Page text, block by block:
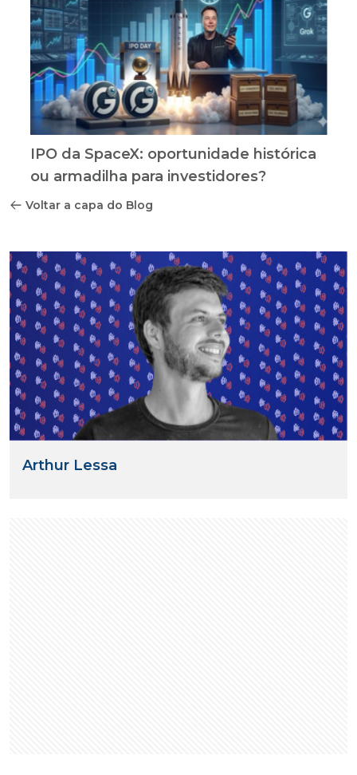
IPO da SpaceX: oportunidade histórica
ou armadilha para investidores?
Voltar a capa do Blog
Arthur Lessa